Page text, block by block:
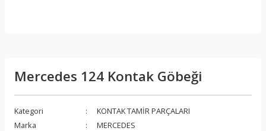
Mercedes 124 Kontak Göbeği
Kategori
KONTAK TAMİR PARÇALARI
Marka
MERCEDES